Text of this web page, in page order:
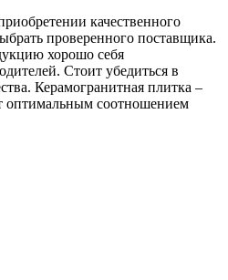
качественного
проверенного поставщика.
хорошо себя
Стоит убедиться в
Керамогранитная плитка –
оптимальным соотношением